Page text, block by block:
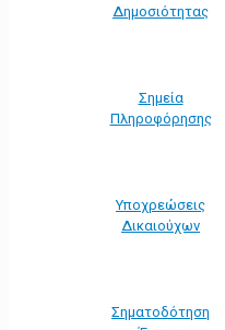
Δημοσιότητας
Σημεία
Πληροφόρησης
Υποχρεώσεις
Δικαιούχων
Σηματοδότηση